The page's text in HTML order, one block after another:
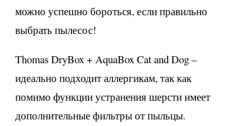
можно успешно бороться, если правильно
выбрать пылесос!
Thomas DryBox + AquaBox Cat and Dog –
идеально подходит аллергикам, так как
помимо функции устранения шерсти имеет
дополнительные фильтры от пыльцы.